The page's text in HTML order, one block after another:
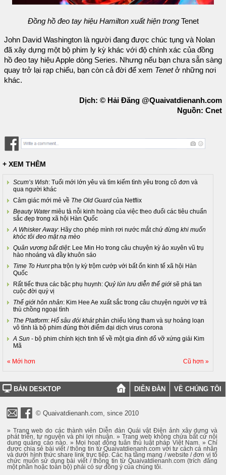
Đồng hồ đeo tay hiệu Hamilton xuất hiện trongTenet
John David Washington là người đang được chúc tụng và Nolan
đã xây dựng một bộ phim ly kỳ khác với độ chính xác của đồng
hồ đeo tay hiệu Apple dòng Series. Nhưng nếu bạn chưa sẵn sàng
quay trở lại rạp chiếu, bạn còn cả đời để xem Tenetở những nơi
khác.
Dịch: © Hải Đăng @Quaivatdienanh.com
Nguồn: Cnet
+ XEM THÊM
Scum’s Wish: Tuổi mới lớn yêu và tìm kiếm tình yêu trong cô đơn và
qua người khác
Cảm giác mới mẻ về The Old Guard của Netflix
Beauty Watermiêu tả nỗi kinh hoàng của việc theo đuổi các tiêu chuẩn
sắc đẹp trong xã hội Hàn Quốc
A Whisker Away: Hãy cho phép mình rơi nước mắt chứ đừng khi muốn
khóc tôi đeo mặt nạ mèo
Quân vương bất diệt: Lee Min Ho trong câu chuyện kỳ ảo xuyên vũ trụ
hào nhoáng và đầy khuôn sáo
Time To Huntpha trộn ly kỳ trộm cướp với bất ổn kinh tế xã hội Hàn
Quốc
Rất tiếc thưa các bậc phụ huynh: Quỷ lùn lưu diễn thế giới sẽ phá tan
cuộc đời quý vị
Thế giới hôn nhân: Kim Hee Ae xuất sắc trong câu chuyện người vợ trả
thù chồng ngoại tình
The Platform: Hố sâu đói khátphản chiếu lòng tham và sự hoảng loạn
vô tình là bộ phim đúng thời điểm đại dịch virus corona
A Sun - bộ phim chính kịch tinh tế về một gia đình đổ vỡ xứng giải Kim
Mã
« Mới hơn Cũ hơn »
BẢN DESKTOP DIỄN ĐÀN VỀ CHÚNG TÔI
© Quaivatdienanh.com, since 2010
» Trang web do các thành viên Diễn đàn Quái vật Điện ảnh xây dựng và
phát triển, tự nguyện và phi lợi nhuận. » Trang web không chứa bất cứ nội
dung quảng cáo nào. » Mọi hoạt động tuân thủ luật pháp Việt Nam. » Chỉ
được chia sẻ bài viết / thông tin từ Quaivatdienanh.com với tư cách cá nhân
và dưới hình thức share link trực tiếp. Các hạ tầng mạng / website / đơn vị tổ
chức muốn sử dụng bài viết / thông tin từ Quaivatdienanh.com (trích đăng
một phần hoặc toàn bộ) phải có sự đồng ý của chúng tôi.